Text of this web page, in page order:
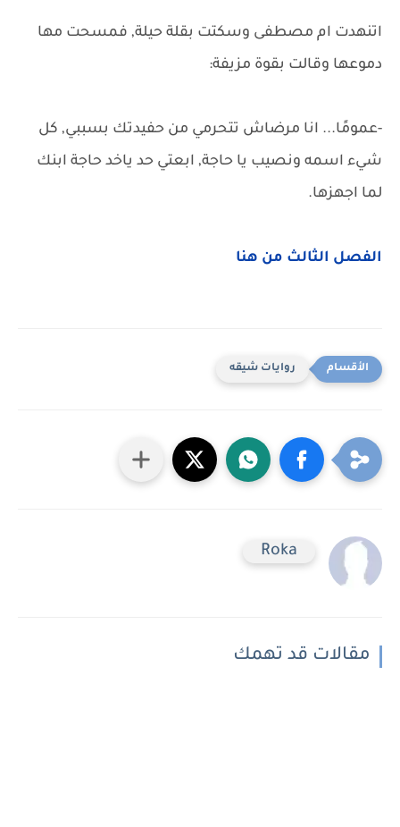
اتنهدت ام مصطفى وسكتت بقلة حيلة, فمسحت مها
دموعها وقالت بقوة مزيفة:
-عمومًا... انا مرضاش تتحرمي من حفيدتك بسببي, كل
شيء اسمه ونصيب يا حاجة, ابعتي حد ياخد حاجة ابنك
لما اجهزها.
الفصل الثالث من هنا
روايات شيقه
Roka
مقالات قد تهمك